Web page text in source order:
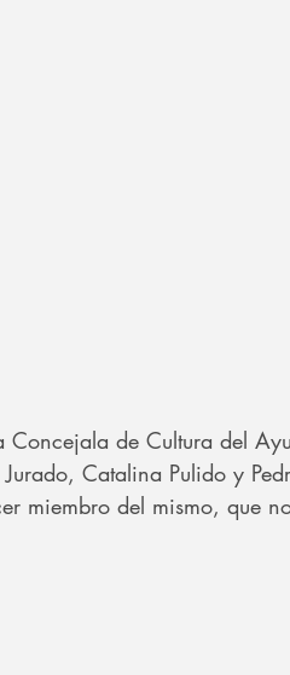
Concejala de Cultura del
Catalina Pulido y
miembro del mismo, que